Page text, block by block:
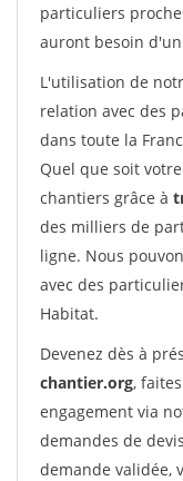
particuliers
auront besoin
L'utilisation de
relation avec des
dans toute la
Quel que soit
chantiers grâce à
des milliers de
ligne. Nous
avec des
Habitat.
Devenez dès à
chantier.org,
engagement via
demandes de
demande validée,